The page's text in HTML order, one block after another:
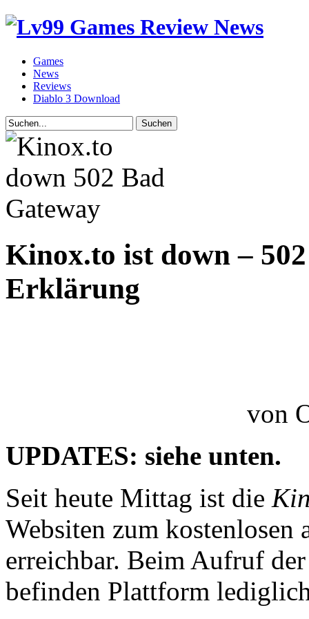
Games
News
Reviews
Diablo 3 Download
Kinox.to ist down –
Erklärung
von
UPDATES: siehe unten.
Seit heute Mittag ist die
Websiten zum kostenlosen
erreichbar. Beim Aufruf
befinden Plattform